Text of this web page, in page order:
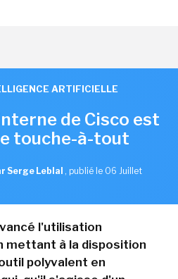
ARTIFICIELLE
de Cisco est
touche-à-tout
Serge Leblal , publié le 06 Juillet
l'utilisation
mettant à la disposition
polyvalent en